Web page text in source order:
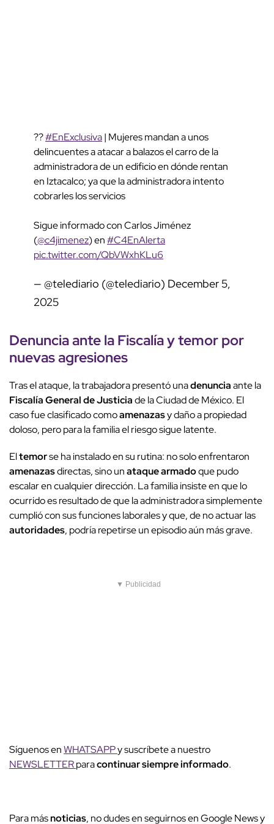
??#EnExclusiva| Mujeres mandan a unos
delincuentes a atacar a balazos el carro de la
administradora de un edificio en dónde rentan
en Iztacalco; ya que la administradora intento
cobrarles los servicios
Sigue informado con Carlos Jiménez
(@c4jimenez) en#C4EnAlerta
pic.twitter.com/QbVWxhKLu6
— @telediario (@telediario) December 5,
2025
Denuncia ante la Fiscalía y temor por
nuevas agresiones
Tras el ataque, la trabajadora presentó unadenunciaante la
Fiscalía General de Justiciade la Ciudad de México. El
caso fue clasificado comoamenazasy daño a propiedad
doloso, pero para la familia el riesgo sigue latente.
Eltemorse ha instalado en su rutina: no solo enfrentaron
amenazasdirectas, sino unataque armadoque pudo
escalar en cualquier dirección. La familia insiste en que lo
ocurrido es resultado de que la administradora simplemente
cumplió con sus funciones laborales y que, de no actuar las
autoridades, podría repetirse un episodio aún más grave.
▼ Publicidad
Síguenos enWHATSAPPy suscríbete a nuestro
NEWSLETTERparacontinuar siempre informado.
Para másnoticias, no dudes en seguirnos en Google News y